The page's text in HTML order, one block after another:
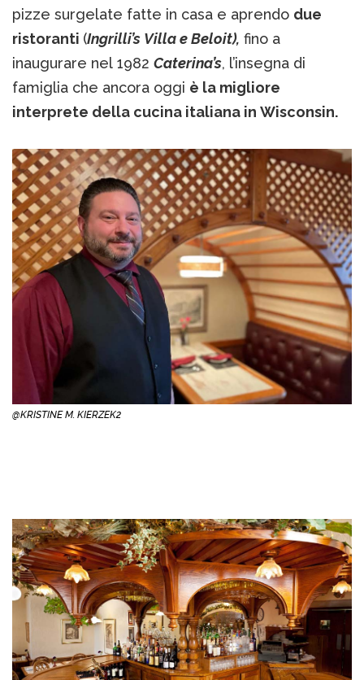
pizze surgelate fatte in casa e aprendo due
ristoranti (Ingrilli’s Villa e Beloit), fino a
inaugurare nel 1982 Caterina’s, l’insegna di
famiglia che ancora oggi è la migliore
interprete della cucina italiana in Wisconsin.
@KRISTINE M. KIERZEK2